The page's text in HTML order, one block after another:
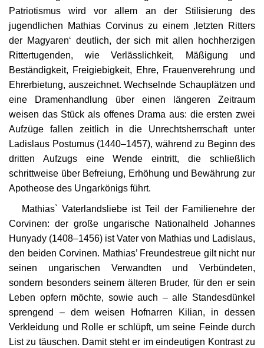
Patriotismus wird vor allem an der Stilisierung des
jugendlichen Mathias Corvinus zu einem ‚letzten Ritters
der Magyaren‘ deutlich, der sich mit allen hochherzigen
Rittertugenden, wie Verlässlichkeit, Mäßigung und
Beständigkeit, Freigiebigkeit, Ehre, Frauenverehrung und
Ehrerbietung, auszeichnet. Wechselnde Schauplätzen und
eine Dramenhandlung über einen längeren Zeitraum
weisen das Stück als offenes Drama aus: die ersten zwei
Aufzüge fallen zeitlich in die Unrechtsherrschaft unter
Ladislaus Postumus (1440–1457), während zu Beginn des
dritten Aufzugs eine Wende eintritt, die schließlich
schrittweise über Befreiung, Erhöhung und Bewährung zur
Apotheose des Ungarkönigs führt.
Mathias` Vaterlandsliebe ist Teil der Familienehre der
Corvinen: der große ungarische Nationalheld Johannes
Hunyady (1408–1456) ist Vater von Mathias und Ladislaus,
den beiden Corvinen. Mathias’ Freundestreue gilt nicht nur
seinen ungarischen Verwandten und Verbündeten,
sondern besonders seinem älteren Bruder, für den er sein
Leben opfern möchte, sowie auch – alle Standesdünkel
sprengend – dem weisen Hofnarren Kilian, in dessen
Verkleidung und Rolle er schlüpft, um seine Feinde durch
List zu täuschen. Damit steht er im eindeutigen Kontrast zu